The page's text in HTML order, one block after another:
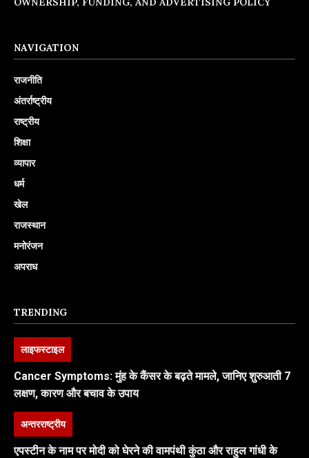
NAVIGATION
राजनीति
अंतर्राष्ट्रीय
राष्ट्रीय
शिक्षा
व्यापार
धर्म
खेल
राजस्थान
मनोरंजन
अपराध
TRENDING
लाइफस्टाइल
Cancer Symptoms: मुंह के कैंसर के बढ़ते मामले, जानिए शुरुआती 7
लक्षण, कारण और बचाव के उपाय
अन्तरराष्ट्रीय
एपस्टीन के नाम पर मोदी को घेरने की वामपंथी कुंठा और राहुल गांधी के